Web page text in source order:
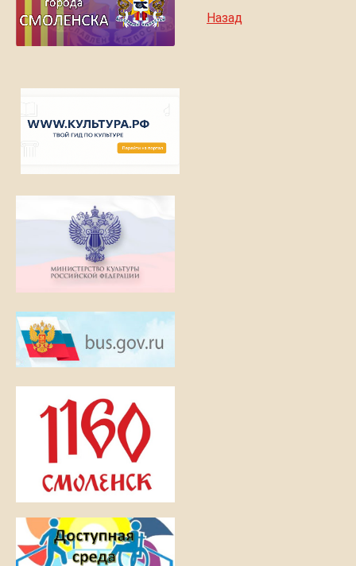
Назад